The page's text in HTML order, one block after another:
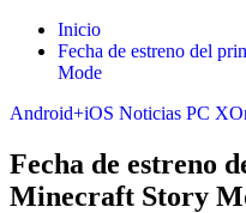
Inicio
Fecha de estreno del
Mode
Android+iOS Noticias PC
Fecha de estreno
Minecraft Story